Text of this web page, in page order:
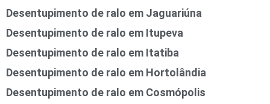
Desentupimento de ralo em Jaguariúna
Desentupimento de ralo em Itupeva
Desentupimento de ralo em Itatiba
Desentupimento de ralo em Hortolândia
Desentupimento de ralo em Cosmópolis